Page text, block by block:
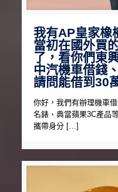
我有AP皇家橡
當初在國外買
了，看你們東
中汽機車借錢
請問能借到30
你好，我們有辦理機車
名錶、典當蘋果3C產品
攜帶身分 […]